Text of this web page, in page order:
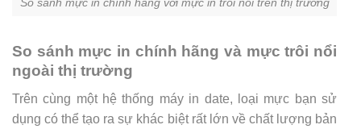
So sánh mực in chính hãng và mực trôi nổi
ngoài thị trường
Trên cùng một hệ thống máy in date, loại mực bạn sử
dụng có thể tạo ra sự khác biệt rất lớn về chất lượng bản